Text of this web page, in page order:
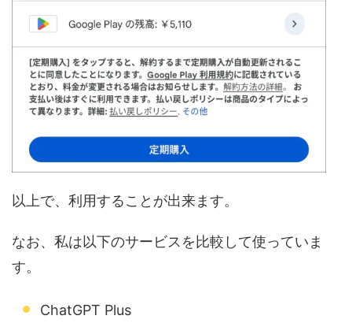
以上で、利用することが出来ます。
なお、私は以下のサービスを比較して使っていま
す。
ChatGPT Plus